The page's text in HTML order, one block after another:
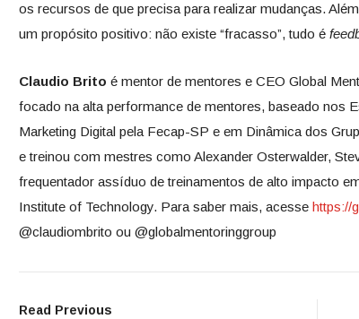
os recursos de que precisa para realizar mudanças.
um propósito positivo: não existe “fracasso”, tudo é
Claudio Brito é mentor de mentores e CEO Global
focado na alta performance de mentores, baseado nos
Marketing Digital pela Fecap-SP e em Dinâmica dos
e treinou com mestres como Alexander Osterwalder,
frequentador assíduo de treinamentos de alto impacto
Institute of Technology. Para saber mais, acesse https://
@claudiombrito ou @globalmentoringgroup
Read Previous